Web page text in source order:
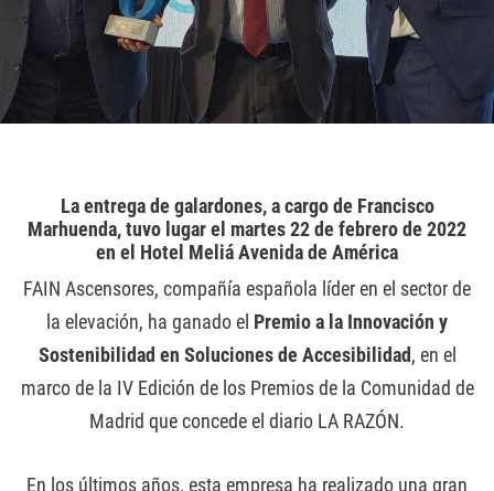
La entrega de galardones, a cargo de Francisco
Marhuenda, tuvo lugar el martes 22 de febrero de 2022
en el Hotel Meliá Avenida de América
FAIN Ascensores, compañía española líder en el sector de
la elevación, ha ganado el Premio a la Innovación y
Sostenibilidad en Soluciones de Accesibilidad, en el
marco de la IV Edición de los Premios de la Comunidad de
Madrid que concede el diario LA RAZÓN.
En los últimos años, esta empresa ha realizado una gran